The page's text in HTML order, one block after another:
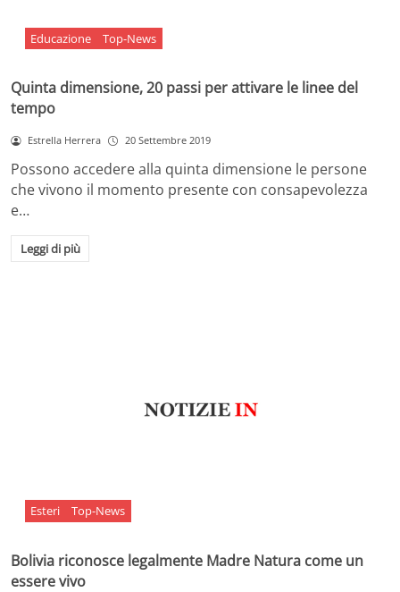
Educazione Top-News
Quinta dimensione, 20 passi per attivare le linee del
tempo
Estrella Herrera 20 Settembre 2019
Possono accedere alla quinta dimensione le persone
che vivono il momento presente con consapevolezza
e…
Leggi di più
Esteri Top-News
Bolivia riconosce legalmente Madre Natura come un
essere vivo